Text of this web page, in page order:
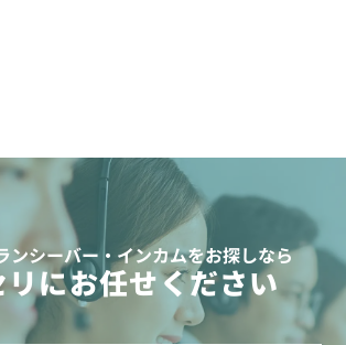
ンシーバー・インカムをお探しなら
にお任せください